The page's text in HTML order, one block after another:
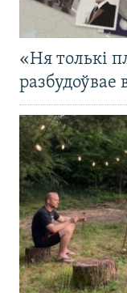
«Ня толькі
разбудоўвае